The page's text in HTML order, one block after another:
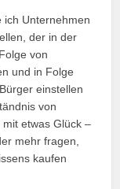
ich Unternehmen
der in der
von
und in Folge
einstellen
von
etwas Glück –
mehr fragen,
kaufen